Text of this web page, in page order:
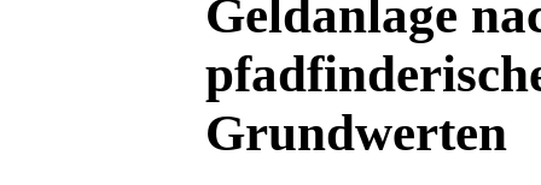
Geldanlage
Grundwerten